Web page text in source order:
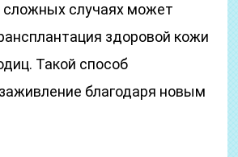
сложных случаях может
здоровой кожи
Такой способ
благодаря новым